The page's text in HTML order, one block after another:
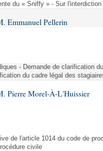
du « Sniffy » - Sur
Emmanuel Pellerin
- Demande de clarification
du cadre légal des
Pierre Morel-À-L'Huissier
de l'article 1014 du code de
civile